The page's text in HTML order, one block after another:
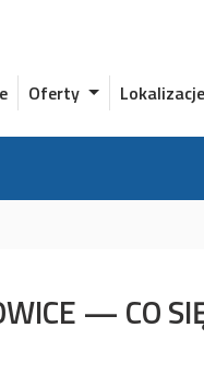
Oferty Lokalizacje
— CO